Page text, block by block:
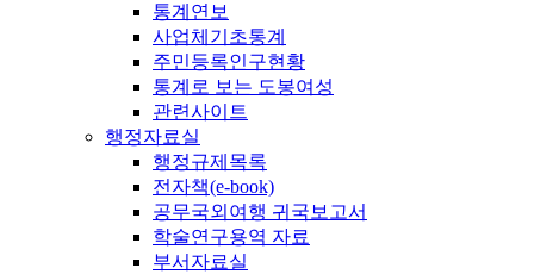
통계연보
사업체기초통계
주민등록인구현황
통계로 보는 도봉여성
관련사이트
행정자료실
행정규제목록
전자책(e-book)
공무국외여행 귀국보고서
학술연구용역 자료
부서자료실